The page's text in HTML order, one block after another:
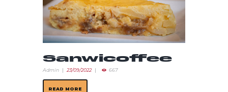
Sanwicoffee
Admin 23/09/2022 667
READ MORE